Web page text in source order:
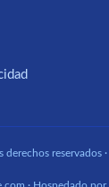
reservados ·